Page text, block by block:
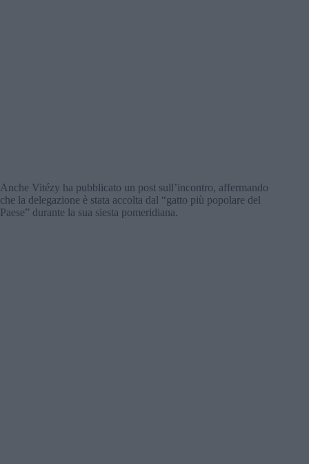
Anche Vitézy ha pubblicato un post sull’incontro, affermando
che la delegazione è stata accolta dal “gatto più popolare del
Paese” durante la sua siesta pomeridiana.